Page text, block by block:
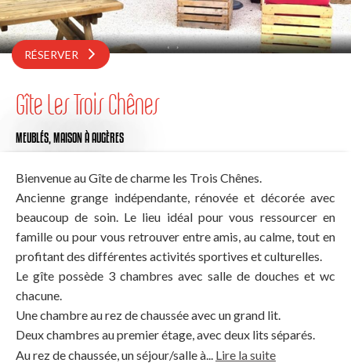
RÉSERVER
Gîte Les Trois Chênes
MEUBLÉS, MAISONÀ AUGÈRES
Bienvenue au Gîte de charme les Trois Chênes.
Ancienne grange indépendante, rénovée et décorée avec
beaucoup de soin. Le lieu idéal pour vous ressourcer en
famille ou pour vous retrouver entre amis, au calme, tout en
profitant des différentes activités sportives et culturelles.
Le gîte possède 3 chambres avec salle de douches et wc
chacune.
Une chambre au rez de chaussée avec un grand lit.
Deux chambres au premier étage, avec deux lits séparés.
Au rez de chaussée, un séjour/salle à... Lire la suite